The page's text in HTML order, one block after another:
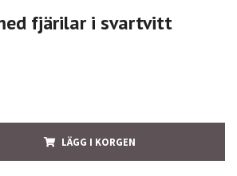
fjärilar i svartvitt
LÄGG I KORGEN